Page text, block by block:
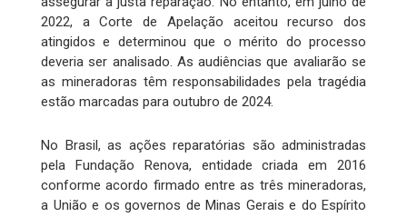
2022, a Corte de Apelação aceitou recurso dos
atingidos e determinou que o mérito do processo
deveria ser analisado. As audiências que avaliarão se
as mineradoras têm responsabilidades pela tragédia
estão marcadas para outubro de 2024.
No Brasil, as ações reparatórias são administradas
pela Fundação Renova, entidade criada em 2016
conforme acordo firmado entre as três mineradoras,
a União e os governos de Minas Gerais e do Espírito